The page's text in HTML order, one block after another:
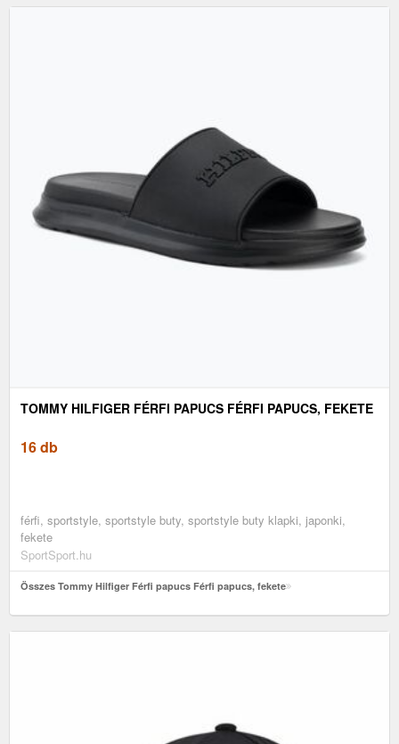
TOMMY HILFIGER FÉRFI PAPUCS FÉRFI PAPUCS, FEKETE
16 db
férfi, sportstyle, sportstyle buty, sportstyle buty klapki, japonki,
fekete
SportSport.hu
Összes Tommy Hilfiger Férfi papucs Férfi papucs, fekete